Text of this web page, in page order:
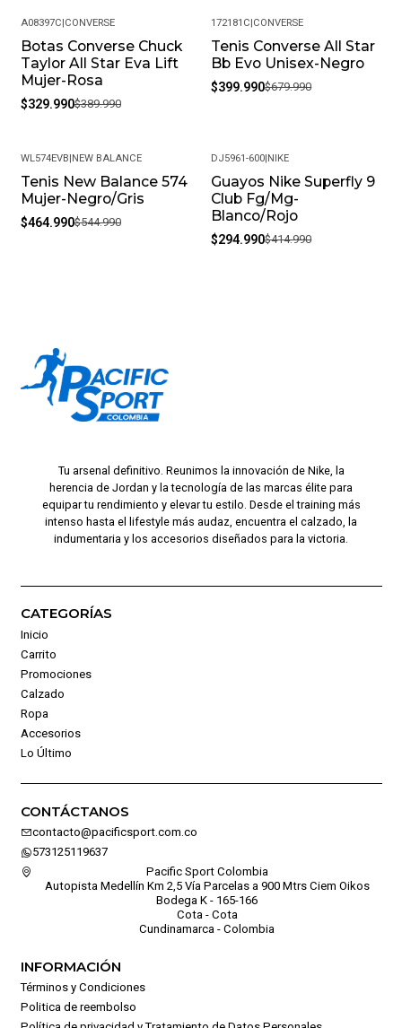
-15%
A08397C CONVERSE
Botas Converse Chuck
Taylor All Star Eva Lift
Mujer-Rosa
$329.990$389.990
-41%
172181C CONVERSE
Tenis Converse All Star
Bb Evo Unisex-Negro
$399.990$679.990
-15%
WL574EVB NEW BALANCE
Tenis New Balance 574
Mujer-Negro/Gris
$464.990$544.990
-29%
DJ5961-600 NIKE
Guayos Nike Superfly 9
Club Fg/Mg-
Blanco/Rojo
$294.990$414.990
Tu arsenal definitivo. Reunimos la innovación de Nike, la
herencia de Jordan y la tecnología de las marcas élite para
equipar tu rendimiento y elevar tu estilo. Desde el training más
intenso hasta el lifestyle más audaz, encuentra el calzado, la
indumentaria y los accesorios diseñados para la victoria.
CATEGORÍAS
Inicio
Carrito
Promociones
Calzado
Ropa
Accesorios
Lo Último
CONTÁCTANOS
contacto@pacificsport.com.co
573125119637
Pacific Sport Colombia
Autopista Medellín Km 2,5 Vía Parcelas a 900 Mtrs Ciem Oikos
Bodega K - 165-166
Cota - Cota
Cundinamarca - Colombia
INFORMACIÓN
Términos y Condiciones
Politica de reembolso